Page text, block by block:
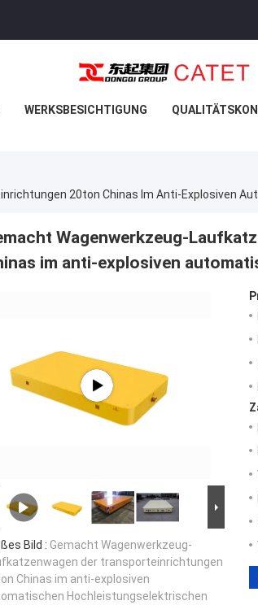
WERKSBESICHTIGUNG
Wagenwerkzeug-
im anti-explosiven
Bild : Gemacht Wagenwerkzeug-
der transporteinrichtungen
Chinas im anti-explosiven
Hochleistungselektrischen